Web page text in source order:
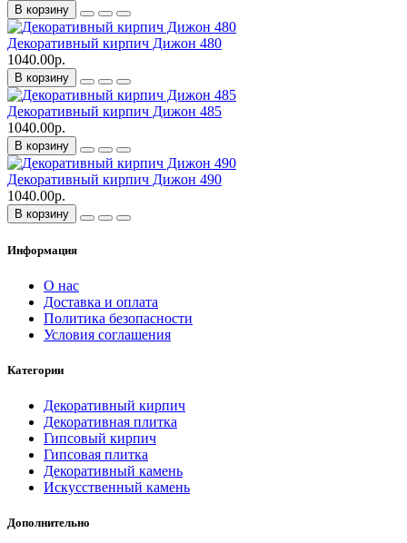
В корзину
Декоративный кирпич Дижон 480
1040.00р.
В корзину
Декоративный кирпич Дижон 485
1040.00р.
В корзину
Декоративный кирпич Дижон 490
1040.00р.
В корзину
Информация
О нас
Доставка и оплата
Политика безопасности
Условия соглашения
Категории
Декоративный кирпич
Декоративная плитка
Гипсовый кирпич
Гипсовая плитка
Декоративный камень
Искусственный камень
Дополнительно